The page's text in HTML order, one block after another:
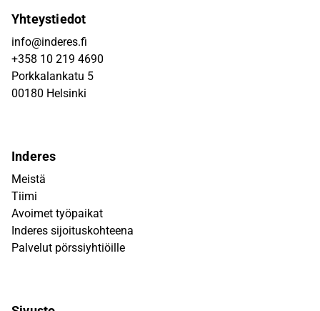
Yhteystiedot
info@inderes.fi
+358 10 219 4690
Porkkalankatu 5
00180 Helsinki
Inderes
Meistä
Tiimi
Avoimet työpaikat
Inderes sijoituskohteena
Palvelut pörssiyhtiöille